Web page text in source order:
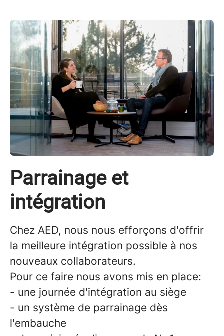
Parrainage et
intégration
Chez AED, nous nous efforçons d'offrir
la meilleure intégration possible à nos
nouveaux collaborateurs.
Pour ce faire nous avons mis en place:
- une journée d'intégration au siège
- un système de parrainage dès
l'embauche